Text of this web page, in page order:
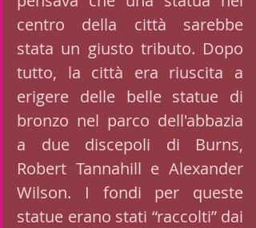
centro della città sarebbe
stata un giusto tributo. Dopo
tutto, la città era riuscita a
erigere delle belle statue di
bronzo nel parco dell'abbazia
a due discepoli di Burns,
Robert Tannahill e Alexander
Wilson. I fondi per queste
statue erano stati “raccolti” dai